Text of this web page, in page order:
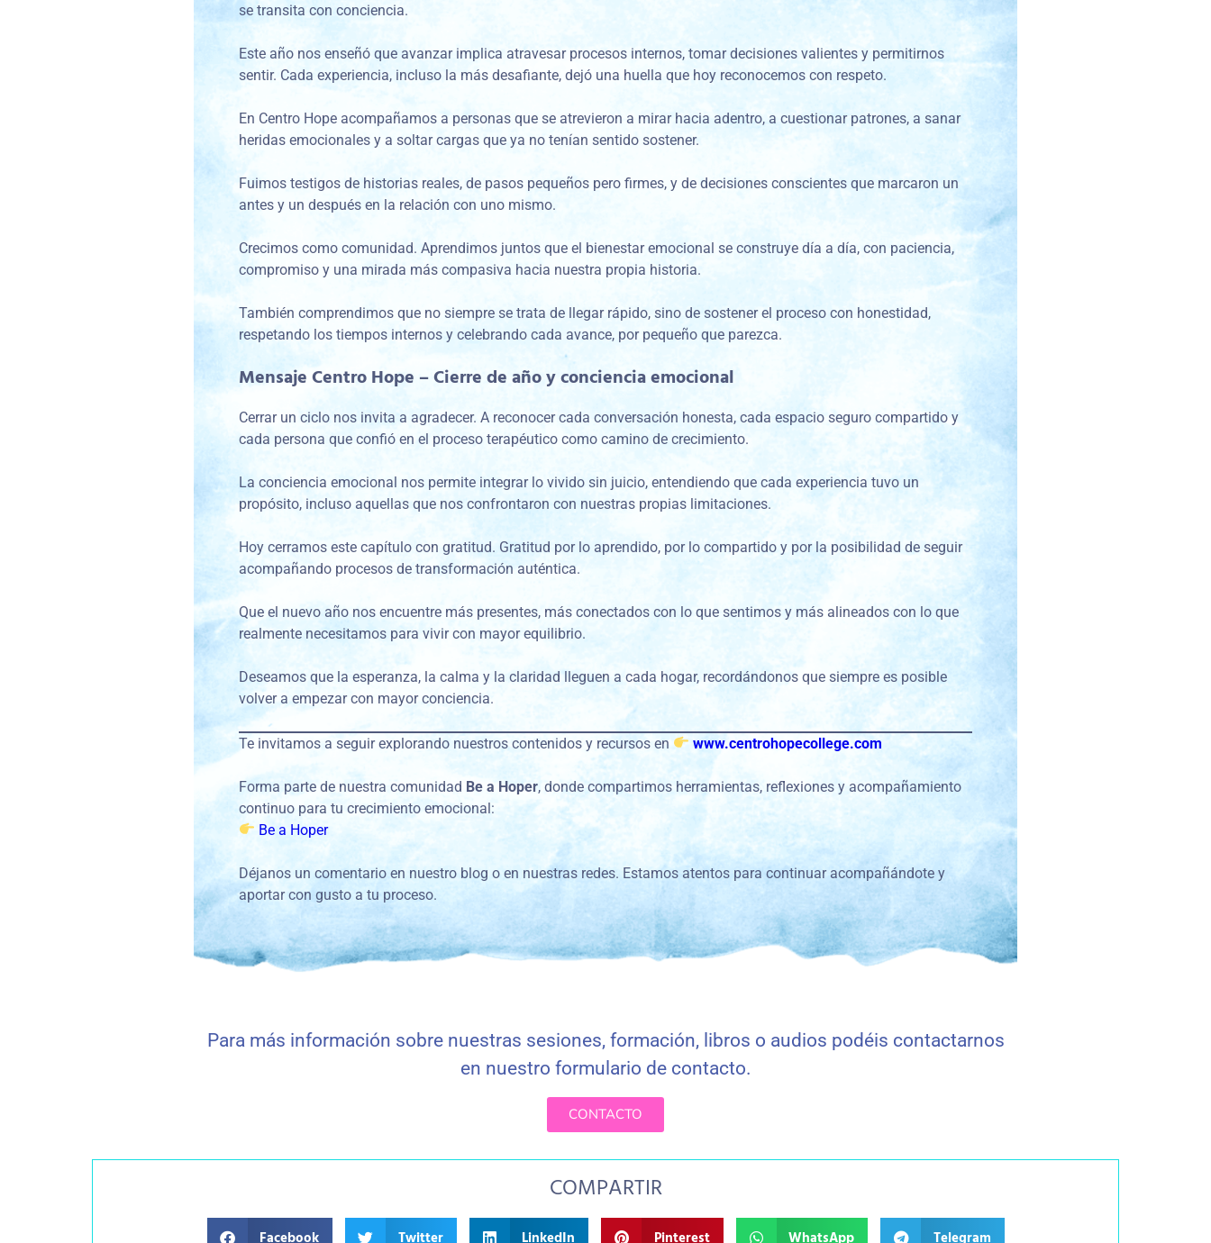
se transita con conciencia.
Este año nos enseñó que avanzar implica atravesar procesos internos, tomar decisiones valientes y permitirnos
sentir. Cada experiencia, incluso la más desafiante, dejó una huella que hoy reconocemos con respeto.
En Centro Hope acompañamos a personas que se atrevieron a mirar hacia adentro, a cuestionar patrones, a sanar
heridas emocionales y a soltar cargas que ya no tenían sentido sostener.
Fuimos testigos de historias reales, de pasos pequeños pero firmes, y de decisiones conscientes que marcaron un
antes y un después en la relación con uno mismo.
Crecimos como comunidad. Aprendimos juntos que el bienestar emocional se construye día a día, con paciencia,
compromiso y una mirada más compasiva hacia nuestra propia historia.
También comprendimos que no siempre se trata de llegar rápido, sino de sostener el proceso con honestidad,
respetando los tiempos internos y celebrando cada avance, por pequeño que parezca.
Mensaje Centro Hope – Cierre de año y conciencia emocional
Cerrar un ciclo nos invita a agradecer. A reconocer cada conversación honesta, cada espacio seguro compartido y
cada persona que confió en el proceso terapéutico como camino de crecimiento.
La conciencia emocional nos permite integrar lo vivido sin juicio, entendiendo que cada experiencia tuvo un
propósito, incluso aquellas que nos confrontaron con nuestras propias limitaciones.
Hoy cerramos este capítulo con gratitud. Gratitud por lo aprendido, por lo compartido y por la posibilidad de seguir
acompañando procesos de transformación auténtica.
Que el nuevo año nos encuentre más presentes, más conectados con lo que sentimos y más alineados con lo que
realmente necesitamos para vivir con mayor equilibrio.
Deseamos que la esperanza, la calma y la claridad lleguen a cada hogar, recordándonos que siempre es posible
volver a empezar con mayor conciencia.
Te invitamos a seguir explorando nuestros contenidos y recursos en www.centrohopecollege.com
Forma parte de nuestra comunidad Be a Hoper, donde compartimos herramientas, reflexiones y acompañamiento
continuo para tu crecimiento emocional:
Be a Hoper
Déjanos un comentario en nuestro blog o en nuestras redes. Estamos atentos para continuar acompañándote y
aportar con gusto a tu proceso.
Para más información sobre nuestras sesiones, formación, libros o audios podéis contactarnos
en nuestro formulario de contacto.
CONTACTO
COMPARTIR
Facebook Twitter LinkedIn Pinterest WhatsApp Telegram